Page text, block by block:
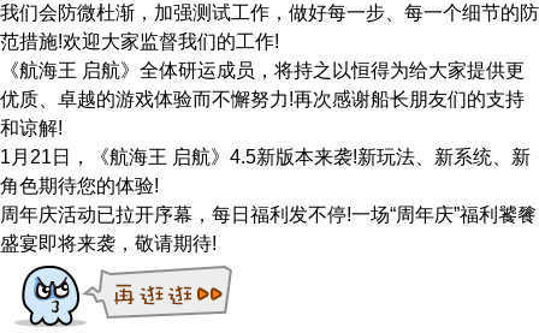
我们会防微杜渐，加强测试工作，做好每一步、每一个细节的防
范措施!欢迎大家监督我们的工作!
《航海王 启航》全体研运成员，将持之以恒得为给大家提供更
优质、卓越的游戏体验而不懈努力!再次感谢船长朋友们的支持
和谅解!
1月21日，《航海王 启航》4.5新版本来袭!新玩法、新系统、新
角色期待您的体验!
周年庆活动已拉开序幕，每日福利发不停!一场“周年庆”福利饕餮
盛宴即将来袭，敬请期待!